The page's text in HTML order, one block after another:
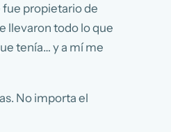
fue propietario de
llevaron todo lo que
tenía… y a mí me
No importa el